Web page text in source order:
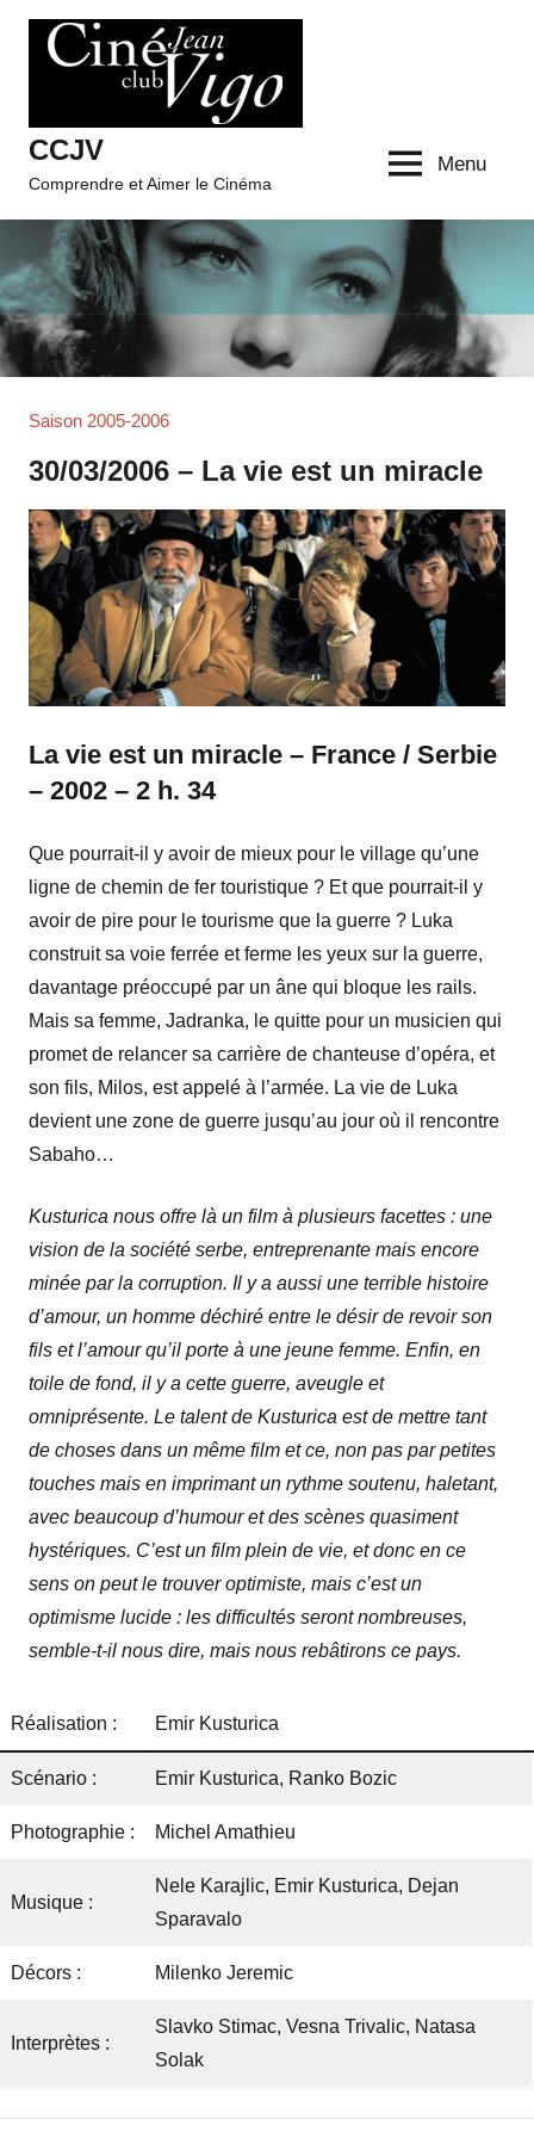
Aller
CCJV
Comprendre et Aimer le Cinéma
Menu
Saison 2005-2006
30/03/2006 – La vie est un miracle
La vie est un miracle – France / Serbie
– 2002 – 2 h. 34
Que pourrait-il y avoir de mieux pour le village qu’une
ligne de chemin de fer touristique ? Et que pourrait-il y
avoir de pire pour le tourisme que la guerre ? Luka
construit sa voie ferrée et ferme les yeux sur la guerre,
davantage préoccupé par un âne qui bloque les rails.
Mais sa femme, Jadranka, le quitte pour un musicien qui
promet de relancer sa carrière de chanteuse d’opéra, et
son fils, Milos, est appelé à l’armée. La vie de Luka
devient une zone de guerre jusqu’au jour où il rencontre
Sabaho…
Kusturica nous offre là un film à plusieurs facettes : une
vision de la société serbe, entreprenante mais encore
minée par la corruption. Il y a aussi une terrible histoire
d’amour, un homme déchiré entre le désir de revoir son
fils et l’amour qu’il porte à une jeune femme. Enfin, en
toile de fond, il y a cette guerre, aveugle et
omniprésente. Le talent de Kusturica est de mettre tant
de choses dans un même film et ce, non pas par petites
touches mais en imprimant un rythme soutenu, haletant,
avec beaucoup d’humour et des scènes quasiment
hystériques. C’est un film plein de vie, et donc en ce
sens on peut le trouver optimiste, mais c’est un
optimisme lucide : les difficultés seront nombreuses,
semble-t-il nous dire, mais nous rebâtirons ce pays.
Réalisation : Emir Kusturica
Scénario : Emir Kusturica, Ranko Bozic
Photographie : Michel Amathieu
Musique :
Nele Karajlic, Emir Kusturica, Dejan
Sparavalo
Décors : Milenko Jeremic
Interprètes :
Slavko Stimac, Vesna Trivalic, Natasa
Solak